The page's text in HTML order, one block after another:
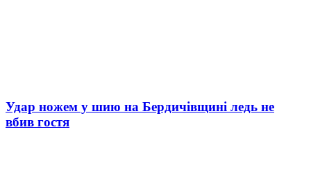
Удар ножем у шию на Бердичівщині ледь не
вбив гостя